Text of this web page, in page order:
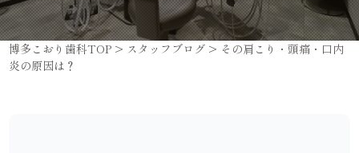
博多こおり歯科TOP > スタッフブログ > その肩こり・頭痛・口内
炎の原因は？